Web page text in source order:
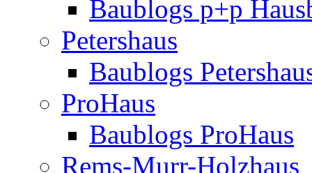
Baublogs p+p
Petershaus
Baublogs
ProHaus
Baublogs ProHaus
Rems-Murr-Holzhaus